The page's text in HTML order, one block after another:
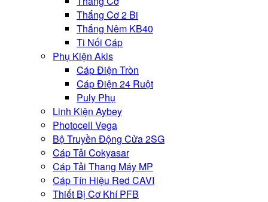
Thắng Cơ 2 Bi
Thắng Nêm KB40
Ti Nối Cáp
Phụ Kiện Akis
Cáp Điện Tròn
Cáp Điện 24 Ruột
Puly Phụ
Linh Kiện Aybey
Photocell Vega
Bộ Truyền Động Cửa 2SG
Cáp Tải Cokyasar
Cáp Tải Thang Máy MP
Cáp Tín Hiệu Red CAVI
Thiết Bị Cơ Khí PFB